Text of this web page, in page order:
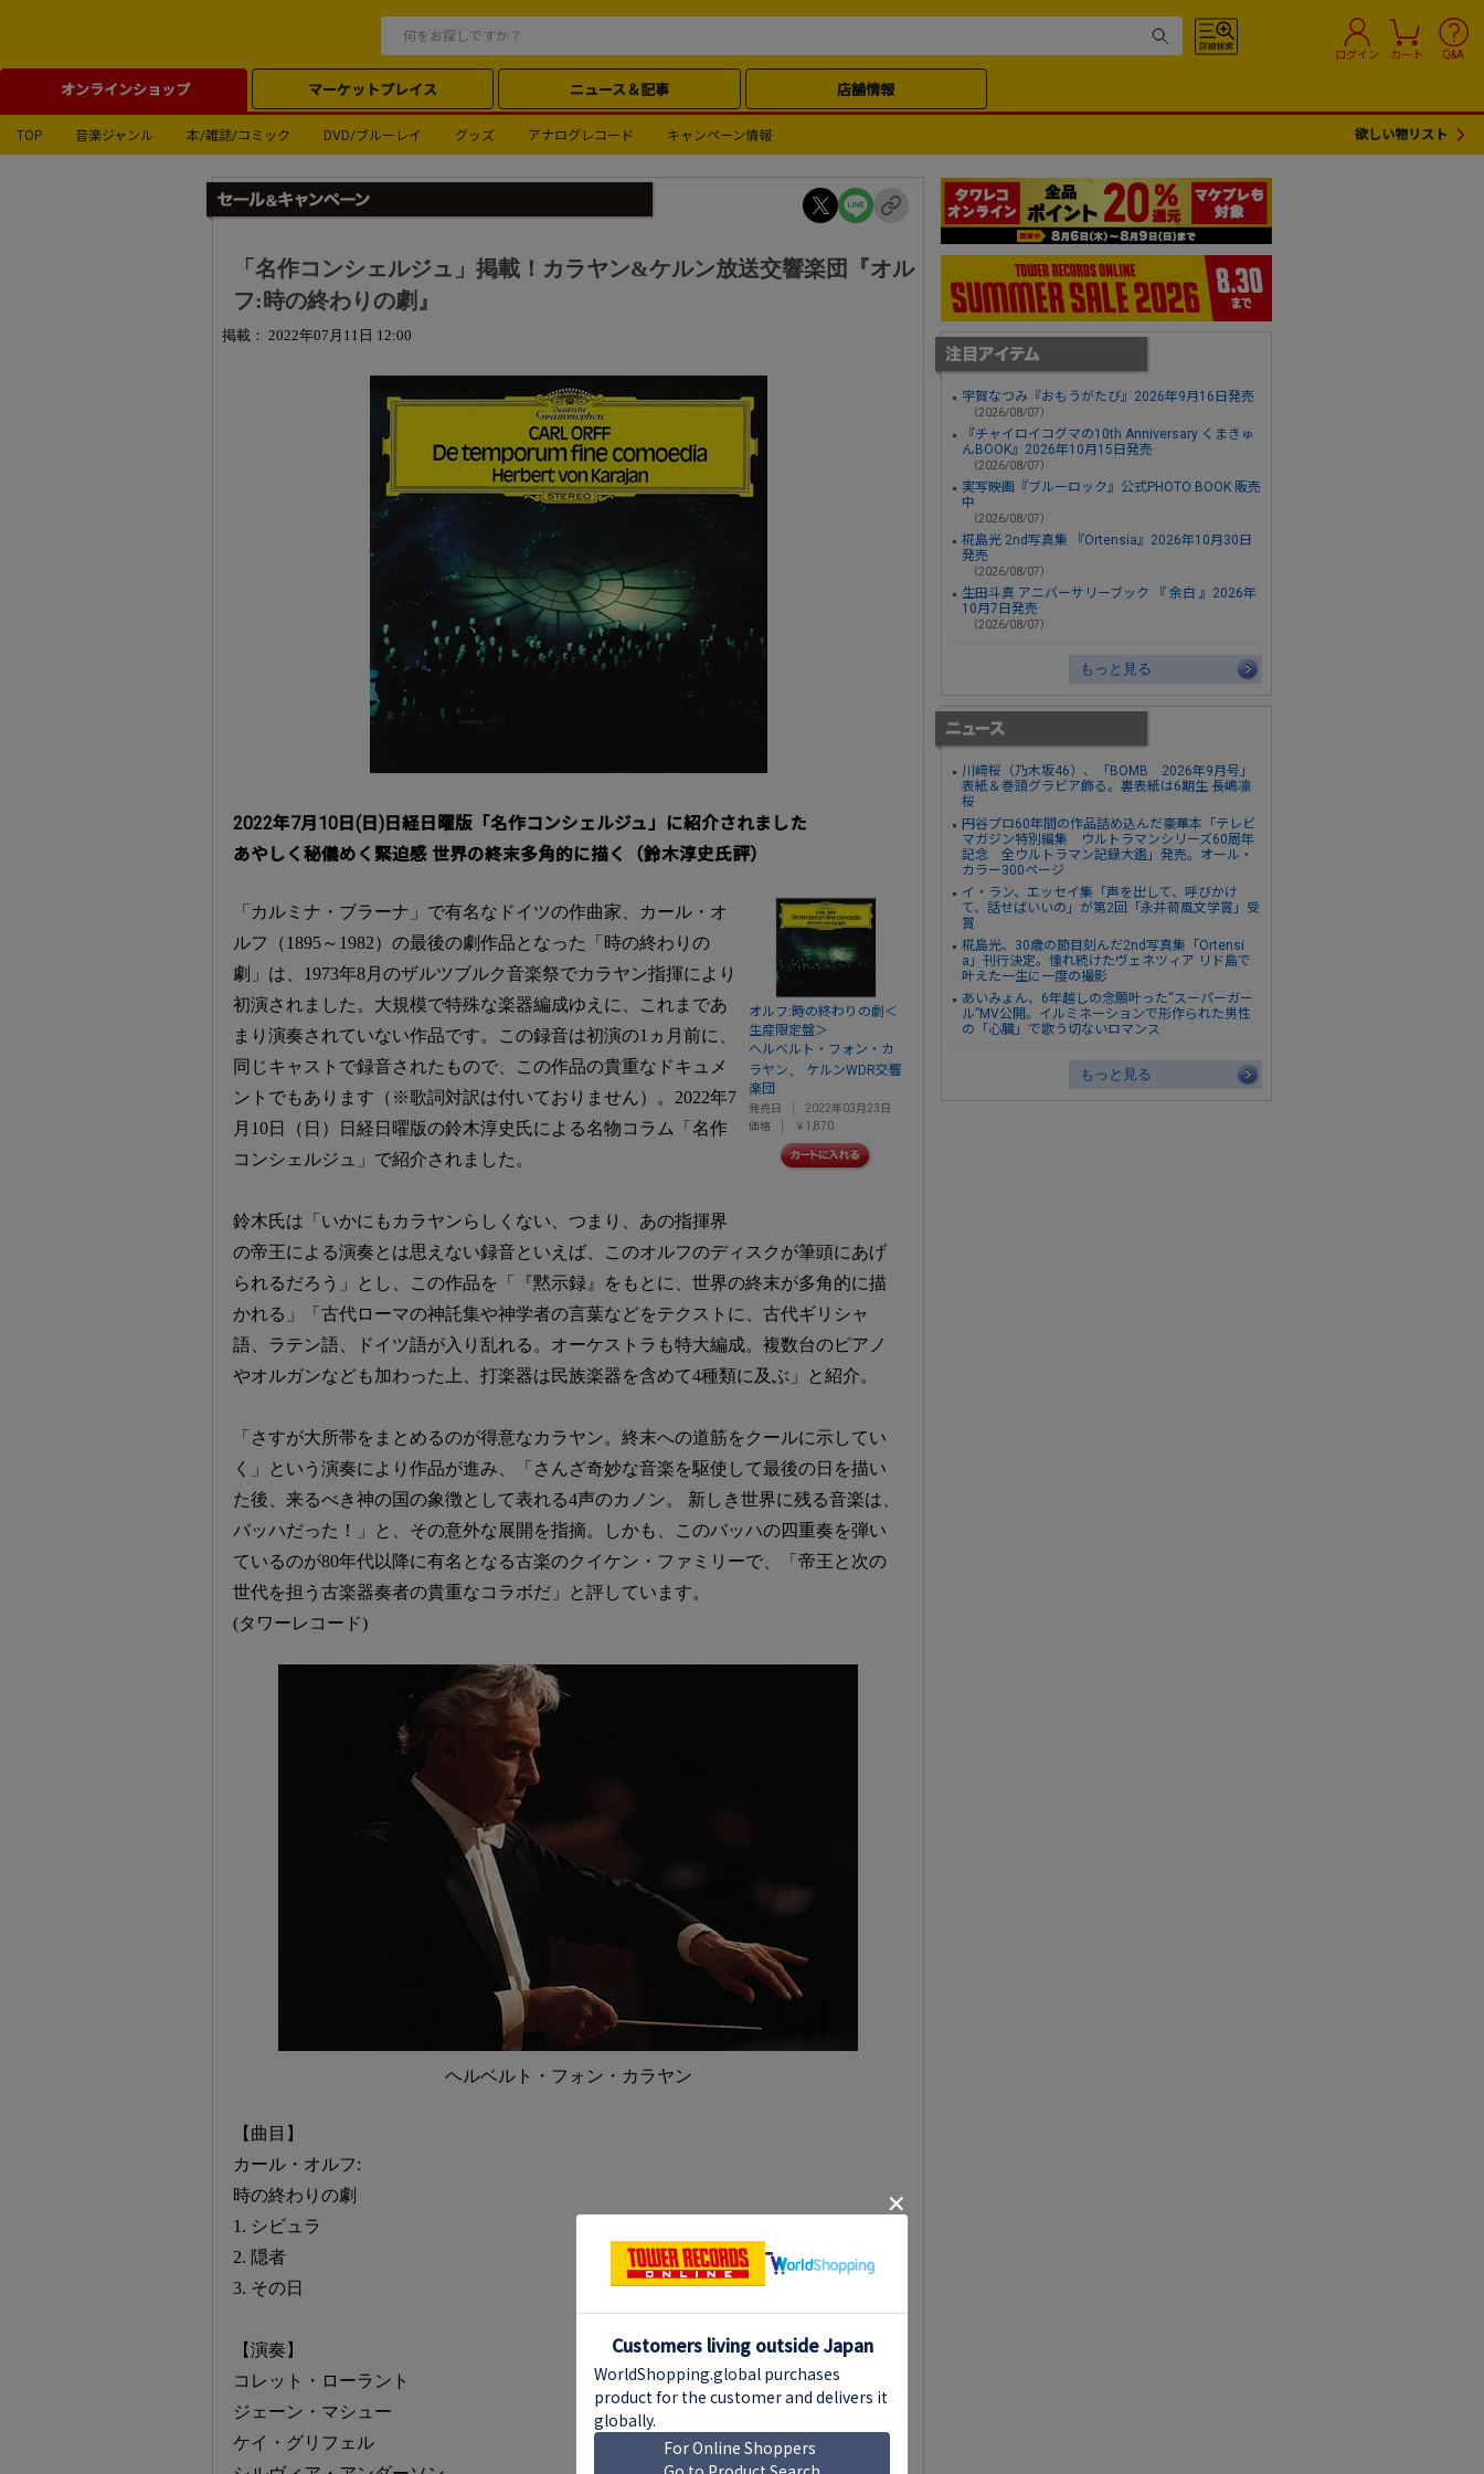
ログイン カート Q&A
オンラインショップ マーケットプレイス ニュース＆記事 店舗情報
TOP 音楽ジャンル 本/雑誌/コミック DVD/ブルーレイ グッズ アナログレコード キャンペーン情報 欲しい物リスト
「名作コンシェルジュ」掲載！カラヤン&ケルン放送交響楽団『オル
フ:時の終わりの劇』
掲載： 2022年07月11日 12:00
2022年7月10日(日)日経日曜版「名作コンシェルジュ」に紹介されました
あやしく秘儀めく緊迫感 世界の終末多角的に描く（鈴木淳史氏評）
オルフ:時の終わりの劇＜
生産限定盤＞
ヘルベルト・フォン・カ
ラヤン
ケルンWDR交響
楽団
発売日
2022年03月23日
価格
￥1,870
「カルミナ・ブラーナ」で有名なドイツの作曲家、カール・オ
ルフ（1895～1982）の最後の劇作品となった「時の終わりの
劇」は、1973年8月のザルツブルク音楽祭でカラヤン指揮により
初演されました。大規模で特殊な楽器編成ゆえに、これまであ
まり演奏されていない作品です。この録音は初演の1ヵ月前に、
同じキャストで録音されたもので、この作品の貴重なドキュメ
ントでもあります（※歌詞対訳は付いておりません）。2022年7
月10日（日）日経日曜版の鈴木淳史氏による名物コラム「名作
コンシェルジュ」で紹介されました。
鈴木氏は「いかにもカラヤンらしくない、つまり、あの指揮界
の帝王による演奏とは思えない録音といえば、このオルフのディスクが筆頭にあげ
られるだろう」とし、この作品を「『黙示録』をもとに、世界の終末が多角的に描
かれる」「古代ローマの神託集や神学者の言葉などをテクストに、古代ギリシャ
語、ラテン語、ドイツ語が入り乱れる。オーケストラも特大編成。複数台のピアノ
やオルガンなども加わった上、打楽器は民族楽器を含めて4種類に及ぶ」と紹介。
「さすが大所帯をまとめるのが得意なカラヤン。終末への道筋をクールに示してい
く」という演奏により作品が進み、「さんざ奇妙な音楽を駆使して最後の日を描い
た後、来るべき神の国の象徴として表れる4声のカノン。 新しき世界に残る音楽は、
バッハだった！」と、その意外な展開を指摘。しかも、このバッハの四重奏を弾い
ているのが80年代以降に有名となる古楽のクイケン・ファミリーで、「帝王と次の
世代を担う古楽器奏者の貴重なコラボだ」と評しています。
(タワーレコード)
ヘルベルト・フォン・カラヤン
【曲目】
カール・オルフ:
時の終わりの劇
1. シビュラ
2. 隠者
3. その日
【演奏】
コレット・ローラント
ジェーン・マシュー
ケイ・グリフェル
宇賀なつみ『おもうがたび』2026年9月16日発売
（2026/08/07）
『チャイロイコグマの10th Anniversary くまきゅ
んBOOK』2026年10月15日発売
（2026/08/07）
実写映画『ブルーロック』公式PHOTO BOOK 販売
中
（2026/08/07）
椛島光 2nd写真集 『Ortensia』2026年10月30日
発売
（2026/08/07）
生田斗真 アニバーサリーブック 『 余白 』2026年
10月7日発売
（2026/08/07）
もっと見る
川﨑桜（乃木坂46）、「BOMB 2026年9月号」
表紙＆巻頭グラビア飾る。裏表紙は6期生 長嶋凛
桜
円谷プロ60年間の作品詰め込んだ豪華本「テレビ
マガジン特別編集 ウルトラマンシリーズ60周年
記念 全ウルトラマン記録大鑑」発売。オール・
カラー300ページ
イ・ラン、エッセイ集「声を出して、呼びかけ
て、話せばいいの」が第2回「永井荷風文学賞」受
賞
椛島光、30歳の節目刻んだ2nd写真集「Ortensi
a」刊行決定。憧れ続けたヴェネツィア リド島で
叶えた一生に一度の撮影
あいみょん、6年越しの念願叶った“スーパーガー
ル”MV公開。イルミネーションで形作られた男性
の「心臓」で歌う切ないロマンス
もっと見る